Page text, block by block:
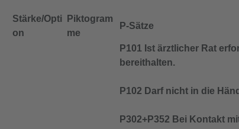
Stärke/Opti
on
Piktogram
me
P-Sätze
P101 Ist ärztlicher Rat
bereithalten.
P102 Darf nicht in die
P302+P352 Bei Kontakt